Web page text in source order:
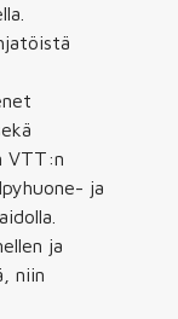
VTT:n
ja
ja
niin